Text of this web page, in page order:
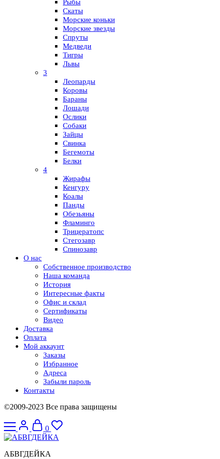
Рыбы
Скаты
Морские коньки
Морские звезды
Спруты
Медведи
Тигры
Львы
3
Леопарды
Коровы
Бараны
Лошади
Ослики
Собаки
Зайцы
Свинка
Бегемоты
Белки
4
Жирафы
Кенгуру
Коалы
Панды
Обезьяны
Фламинго
Трицератопс
Стегозавр
Спинозавр
О нас
Собственное производство
Наша команда
История
Интересные факты
Офис и склад
Сертификаты
Видео
Доставка
Оплата
Мой аккаунт
Заказы
Избранное
Адреса
Забыли пароль
Контакты
©2009-2023 Все права защищены
0
АБВГДЕЙКА